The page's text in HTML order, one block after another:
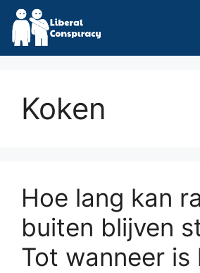
Skip
content
Koken
Hoe lang kan
buiten blijven
Tot wanneer is